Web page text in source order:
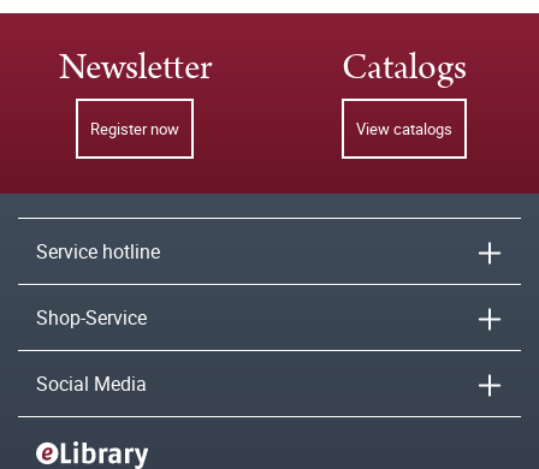
Newsletter
Register now
Catalogs
View catalogs
Service hotline
Shop-Service
Social Media